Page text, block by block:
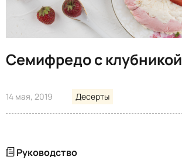
Семифредо с клубникой
14 мая, 2019 Десерты
Руководство